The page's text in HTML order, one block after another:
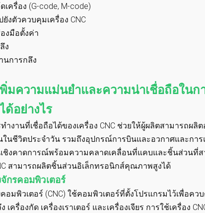
เครื่อง (G-code, M-code)
งตัวควบคุมเครื่อง CNC
งมือตั้งค่า
ง
นการกลึง
พิ่มความแม่นยำและความน่าเชื่อถือใน
ด้อย่างไร
งานที่เชื่อถือได้ของเครื่อง CNC ช่วยให้ผู้ผลิตสามารถผลิ
ในชีวิตประจำวัน รวมถึงอุปกรณ์การบินและอวกาศและกา
ชิงคาดการณ์พร้อมความคลาดเคลื่อนที่แคบและชิ้นส่วนที่ส
สามารถผลิตชิ้นส่วนอิเล็กทรอนิกส์คุณภาพสูงได้
กรคอมพิวเตอร์
อมพิวเตอร์ (CNC) ใช้คอมพิวเตอร์ที่ตั้งโปรแกรมไว้เพื่อคว
เครื่องกัด เครื่องเราเตอร์ และเครื่องเจียร การใช้เครื่อง